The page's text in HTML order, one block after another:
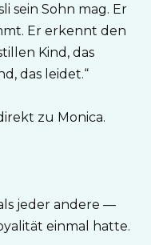
sein Sohn mag. Er
Er erkennt den
Kind, das
das leidet.“
zu Monica.
jeder andere —
einmal hatte.